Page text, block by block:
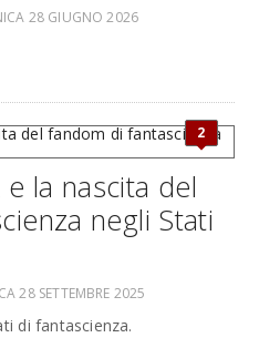
28 GIUGNO 2026
2
la nascita del
negli Stati
28 SETTEMBRE 2025
di fantascienza.